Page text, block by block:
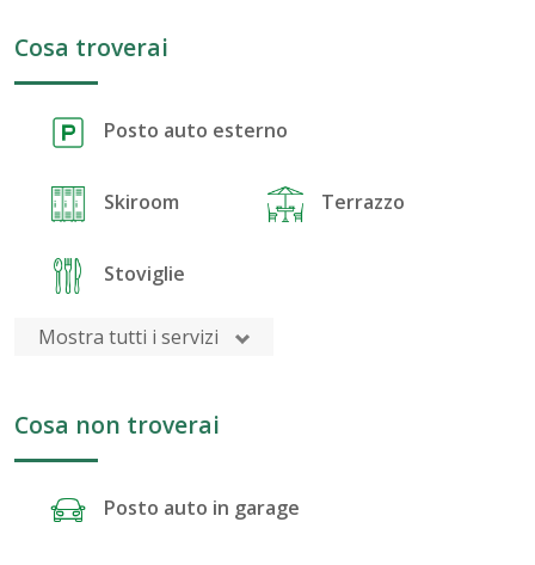
Cosa troverai
Posto auto esterno
Skiroom Terrazzo
Stoviglie
Mostra tutti i servizi
Cosa non troverai
Posto auto in garage